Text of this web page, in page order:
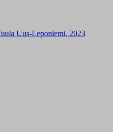
Uus-Leponiemi, 2023